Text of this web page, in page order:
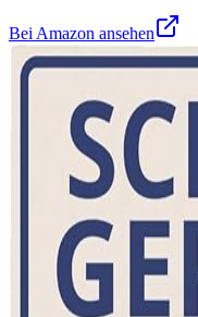
Bei Amazon ansehen